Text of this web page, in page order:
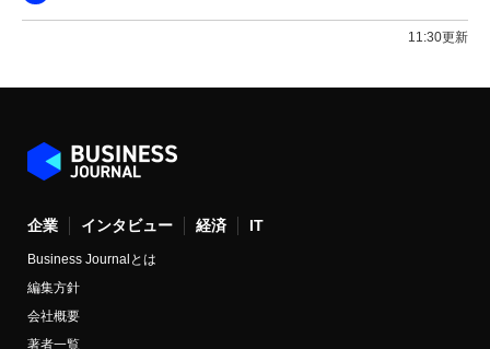
11:30更新
企業 インタビュー 経済 IT
Business Journalとは
編集方針
会社概要
著者一覧